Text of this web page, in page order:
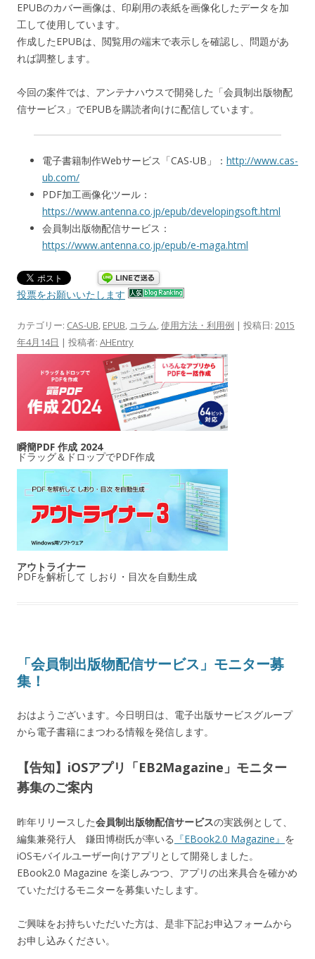
EPUBのカバー画像は、印刷用の表紙を画像化したデータを加
工して使用しています。
作成したEPUBは、閲覧用の端末で表示しを確認し、問題があ
れば調整します。
今回の案件では、アンテナハウスで開発した「会員制出版物配
信サービス」でEPUBを購読者向けに配信しています。
電子書籍制作Webサービス「CAS-UB」： http://www.cas-
ub.com/
PDF加工画像化ツール：
https://www.antenna.co.jp/epub/developingsoft.html
会員制出版物配信サービス：
https://www.antenna.co.jp/epub/e-maga.html
投票をお願いいたします
カテゴリー: CAS-UB, EPUB, コラム,使用方法・利用例 | 投稿日: 2015
年4月14日 | 投稿者: AHEntry
瞬簡PDF 作成 2024
ドラッグ＆ドロップでPDF作成
アウトライナー
PDFを解析して しおり・目次を自動生成
「会員制出版物配信サービス」モニター募
集！
おはようございます。今日明日は、電子出版サービスグループ
から電子書籍にまつわる情報を発信します。
【告知】iOSアプリ「EB2Magazine」モニター
募集のご案内
昨年リリースした会員制出版物配信サービスの実践例として、
編集兼発行人 鎌田博樹氏が率いる 『EBook2.0 Magazine』 を
iOSモバイルユーザー向けアプリとして開発しました。
EBook2.0 Magazine を楽しみつつ、アプリの出来具合を確かめ
ていただけるモニターを募集いたします。
ご興味をお持ちいただいた方は、是非下記お申込フォームから
お申し込みください。